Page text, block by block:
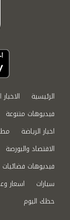
الرئيسية
فيديوهات متنوعة
اخبار الرياضة
الاقتصاد والبورصة
فيديوهات فضائيات
سيارات
اسعار
حظك اليوم